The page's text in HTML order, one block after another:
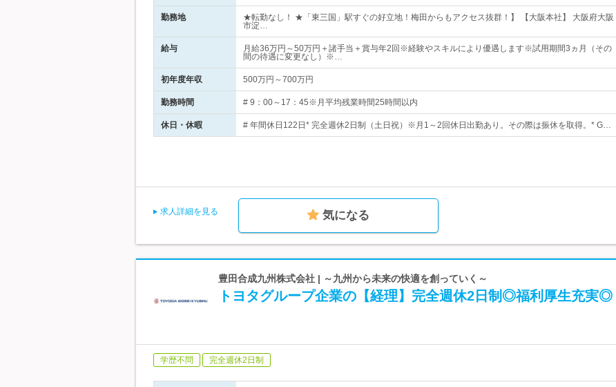
勤務地
★転勤なし！ ★「東三国」駅すぐの好立地！梅田からもアクセス抜群！】 【大阪本社】 大阪府大阪
市淀…
給与
月給36万円～50万円＋諸手当＋賞与年2回※経験やスキルにより優遇します※試用期間3ヵ月（その
間の待遇に変更なし）※…
初年度年収 500万円～700万円
勤務時間 # 9：00～17：45※月平均残業時間25時間以内
休日・休暇 # 年間休日122日* 完全週休2日制（土日祝）※月1～2回休日出勤あり。その際は振休を取得。* G…
求人詳細を見る 気になる
豊田合成九州株式会社 | ～九州から未来の快適を創っていく～
トヨタグループ企業の【経理】完全週休2日制◎福利厚生充実◎
学歴不問 完全週休2日制